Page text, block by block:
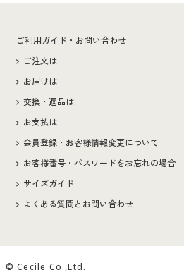
ご利用ガイド・お問い合わせ
ご注文は
お届けは
交換・返品は
お支払は
会員登録・お客様情報変更について
お客様番号・パスワードをお忘れの場合
サイズガイド
よくある質問とお問い合わせ
© Cecile Co.,Ltd.